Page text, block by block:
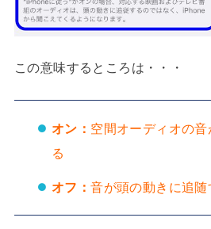
この意味するところは・・・
オン： 空間オーディオの
る
オフ：音が頭の動きに追随